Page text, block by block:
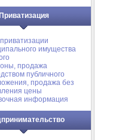
Приватизация
имущества
продажа
публичного
продажа без
цены
информация